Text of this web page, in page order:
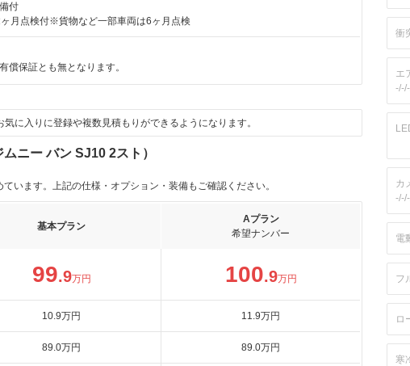
付
月点検付※貨物など一部車両は6ヶ月点検
償保証とも無となります。
気に入りに登録や複数見積もりができるようになります。
ニー バン SJ10 2スト）
います。上記の仕様・オプション・装備もご確認ください。
基本プラン
Aプラン
希望ナンバー
99.9万円 100.9万円
10.9万円 11.9万円
89.0万円 89.0万円
衝
エ
カ
電
フ
ロ
寒